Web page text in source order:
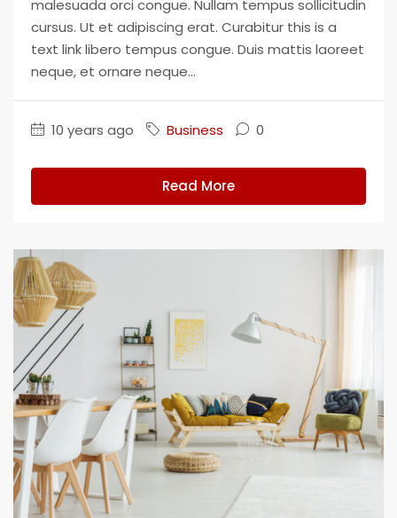
malesuada orci congue. Nullam tempus sollicitudin
cursus. Ut et adipiscing erat. Curabitur this is a
text link libero tempus congue. Duis mattis laoreet
neque, et ornare neque...
10 years ago Business 0
Read More